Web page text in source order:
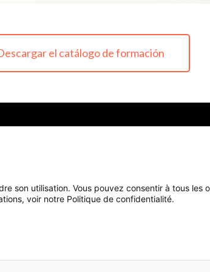
el catálogo de formación
Implementación
Hardware
Encontrarnos
Contactarnos
l'audience. Cliquez sur le bouton
Accepter
son utilisation. Vous pouvez consentir à tous les
voir notre Politique de confidentialité.